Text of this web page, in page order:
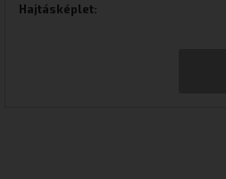
Hajtásképlet: